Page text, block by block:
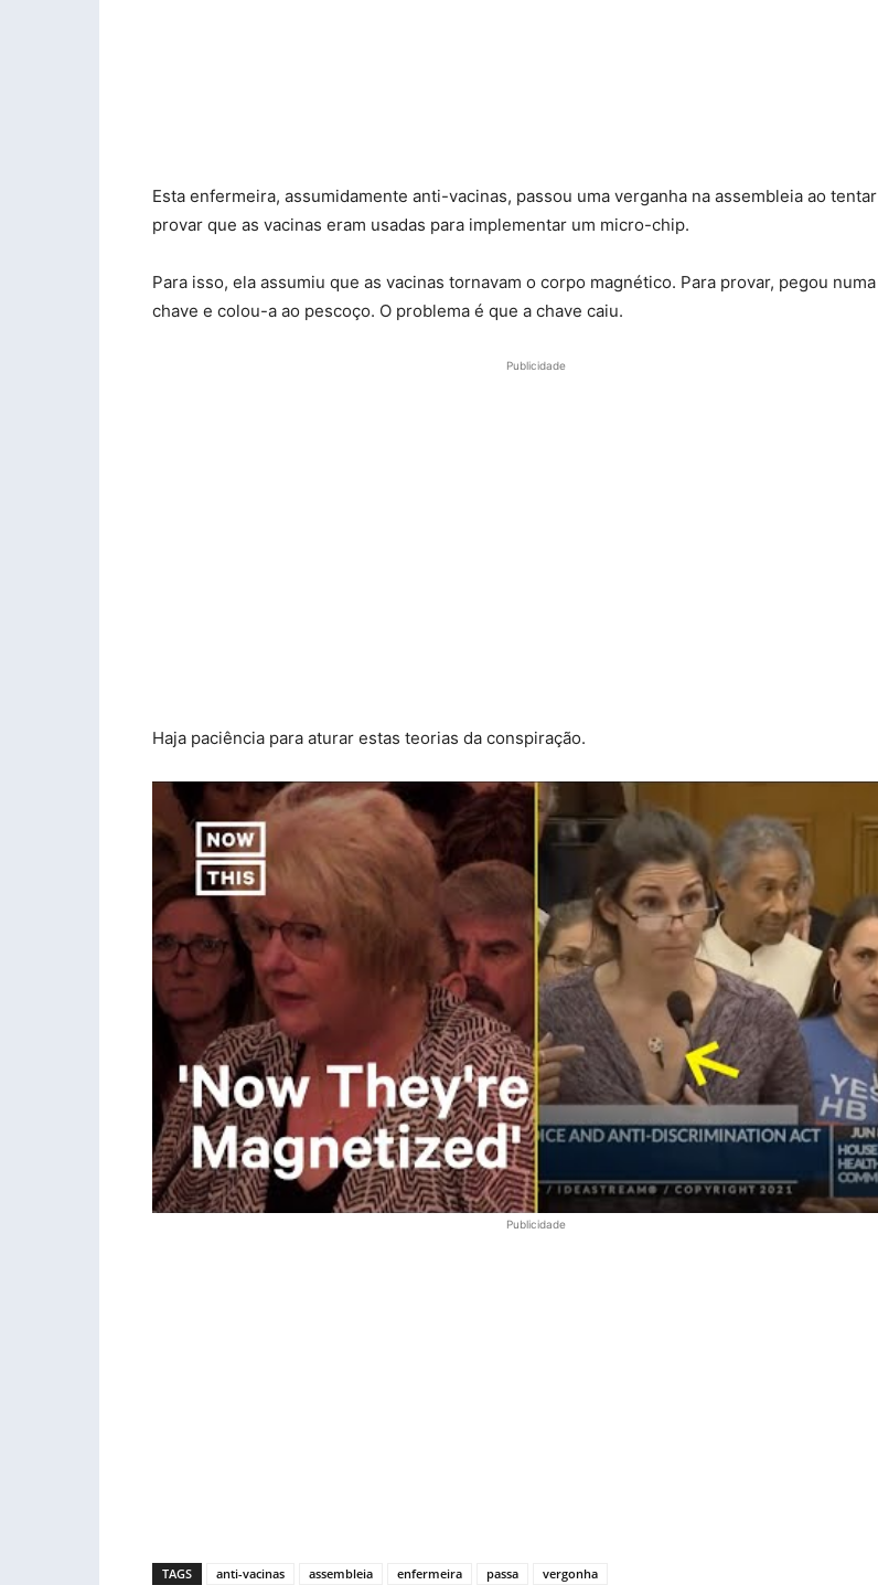
Esta enfermeira, assumidamente anti-vacinas, passou uma verganha na assembleia ao tentar
provar que as vacinas eram usadas para implementar um micro-chip.
Para isso, ela assumiu que as vacinas tornavam o corpo magnético. Para provar, pegou numa
chave e colou-a ao pescoço. O problema é que a chave caiu.
Publicidade
Haja paciência para aturar estas teorias da conspiração.
Publicidade
TAGS anti-vacinas assembleia enfermeira passa vergonha